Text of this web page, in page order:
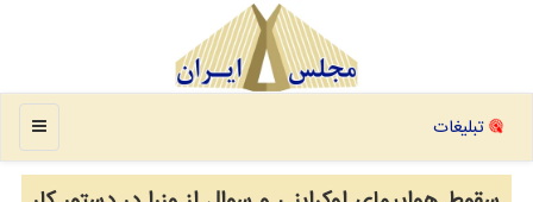
منو تبلیغات